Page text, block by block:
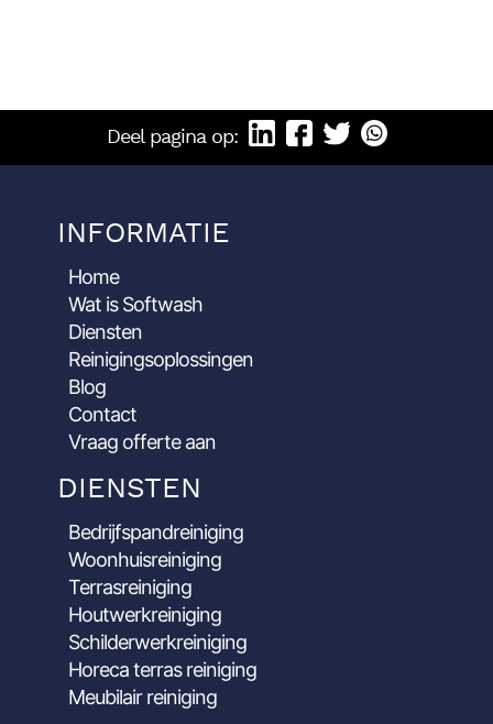
Deel pagina op:
INFORMATIE
Home
Wat is Softwash
Diensten
Reinigingsoplossingen
Blog
Contact
Vraag offerte aan
DIENSTEN
Bedrijfspandreiniging
Woonhuisreiniging
Terrasreiniging
Houtwerkreiniging
Schilderwerkreiniging
Horeca terras reiniging
Meubilair reiniging